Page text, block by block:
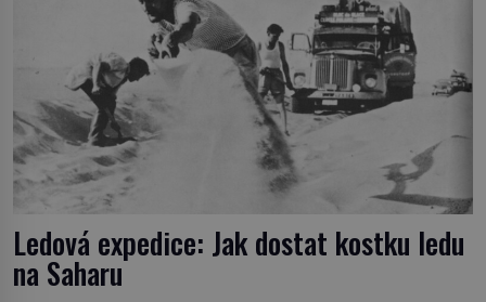
připomíná jelena, v kohoutku dosahuje […]
Ledová expedice: Jak dostat kostku ledu
na Saharu